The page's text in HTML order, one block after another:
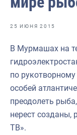
Отраслевые
Выставки и
Научно-
Рыбоохрана
Отрасль в
Инфографика
25 ИЮНЯ 2015
В Мурмашах на
по
особей
преодолеть
нерест созданы,
ТВ».